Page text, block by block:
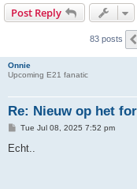
Post Reply
83 posts
Onnie
Upcoming E21 fanatic
Re: Nieuw op het
P
s
Tue Jul 08, 2025 7:52 pm
Echt..